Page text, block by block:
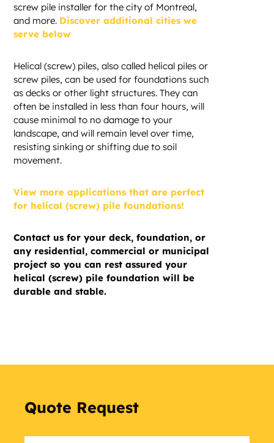
screw pile installer for the city of Montreal,
and more. Discover additional cities we
serve below
Helical (screw) piles, also called helical piles or
screw piles, can be used for foundations such
as decks or other light structures. They can
often be installed in less than four hours, will
cause minimal to no damage to your
landscape, and will remain level over time,
resisting sinking or shifting due to soil
movement.
View more applications that are perfect
for helical (screw) pile foundations!
Contact us for your deck, foundation, or
any residential, commercial or municipal
project so you can rest assured your
helical (screw) pile foundation will be
durable and stable.
Quote Request